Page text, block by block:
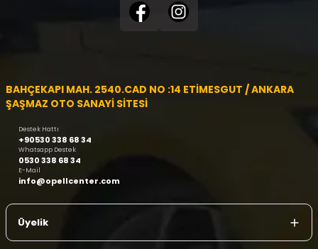
BAHÇEKAPI MAH. 2540.CAD NO :14 ETİMESGUT / ANKARA
ŞAŞMAZ OTO SANAYİ SİTESİ
Destek Hattı
+90530 338 68 34
Whatsapp Destek
0530 338 68 34
E-Mail
info@opellcenter.com
Üyelik